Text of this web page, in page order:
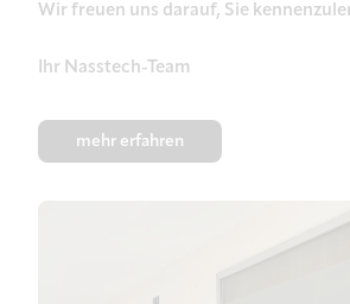
MEIN SANITÄR
NICHT
Wir freuen uns darauf, Sie
Ihr Nasstech-Team
mehr erfahren